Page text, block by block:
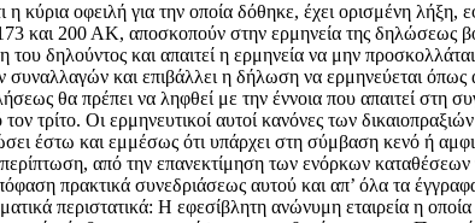
κύρια οφειλή για την οποία δόθηκε, έχει ορισμένη
και 200 ΑΚ, αποσκοπούν στην ερμηνεία της δηλώσεως
δηλούντος και απαιτεί η ερμηνεία να μην
συναλλαγών και επιβάλλει η δήλωση να ερμηνεύεται
θα πρέπει να ληφθεί με την έννοια που απαιτεί στη
τρίτο. Οι ερμηνευτικοί αυτοί κανόνες των
έστω και εμμέσως ότι υπάρχει στη σύμβαση κενό
από την επανεκτίμηση των ενόρκων
πρακτικά συνεδριάσεως αυτού και απ’ όλα τα
περιστατικά: Η εφεσίβλητη ανώνυμη εταιρεία η